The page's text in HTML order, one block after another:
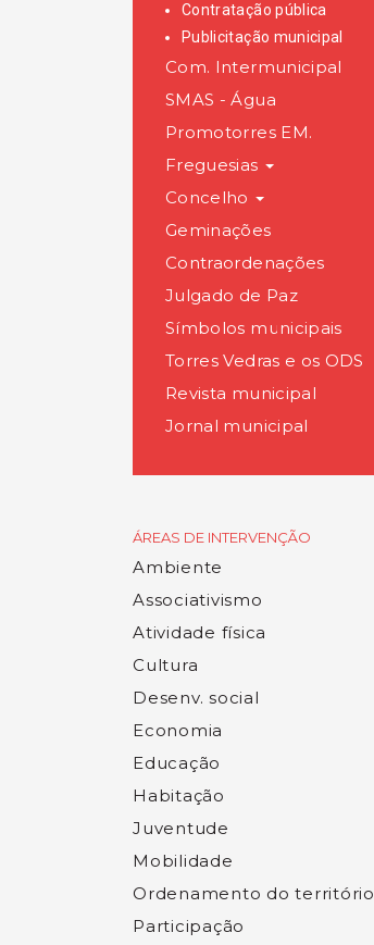
Contratação pública
Publicitação municipal
Com. Intermunicipal
SMAS - Água
Promotorres EM.
Freguesias
Concelho
Geminações
Contraordenações
Julgado de Paz
Símbolos municipais
Torres Vedras e os ODS
Revista municipal
Jornal municipal
ÁREAS DE INTERVENÇÃO
Ambiente
Associativismo
Atividade física
Cultura
Desenv. social
Economia
Educação
Habitação
Juventude
Mobilidade
Ordenamento do território
Participação